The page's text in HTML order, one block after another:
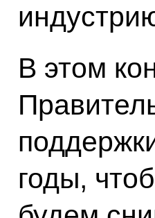
В этом
годы,